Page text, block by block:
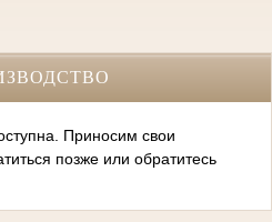
Приносим свои
позже или обратитесь